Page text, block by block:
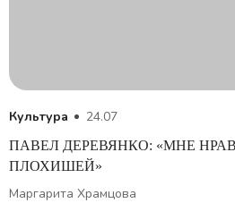
Культура 24.07
ПАВЕЛ ДЕРЕВЯНКО: «МНЕ
ПЛОХИШЕЙ»
Маргарита Храмцова